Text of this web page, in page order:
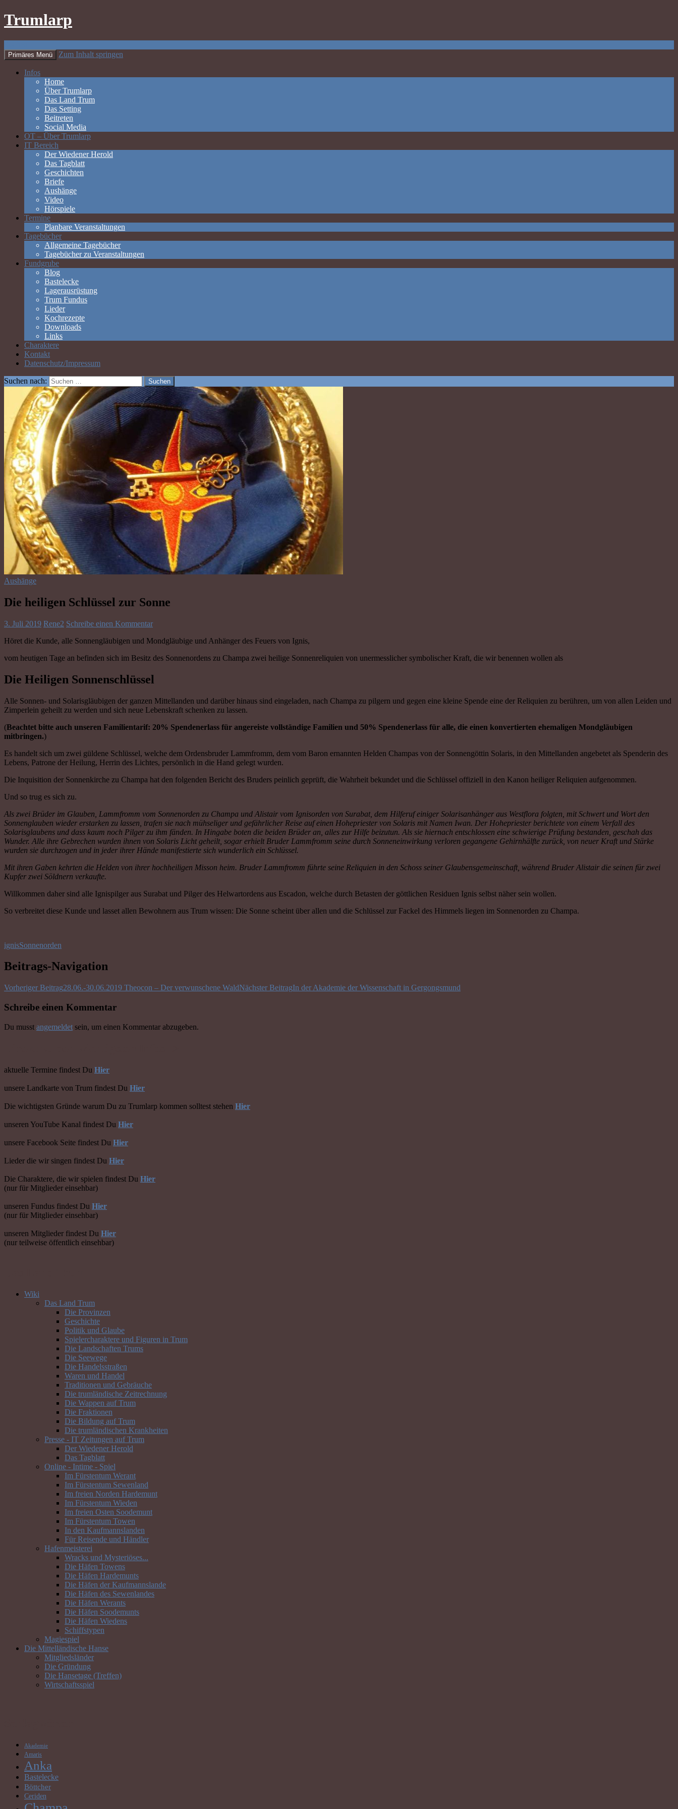
Trumlarp
Primäres Menü Zum Inhalt springen
Infos
Home
Über Trumlarp
Das Land Trum
Das Setting
Beitreten
Social Media
OT – Über Trumlarp
IT Bereich
Der Wiedener Herold
Das Tagblatt
Geschichten
Briefe
Aushänge
Video
Hörspiele
Termine
Planbare Veranstaltungen
Tagebücher
Allgemeine Tagebücher
Tagebücher zu Veranstaltungen
Fundgrube
Blog
Bastelecke
Lagerausrüstung
Trum Fundus
Lieder
Kochrezepte
Downloads
Links
Charaktere
Kontakt
Datenschutz/Impressum
Suchen nach:
Aushänge
Die heiligen Schlüssel zur Sonne
3. Juli 2019 Rene2 Schreibe einen Kommentar
Höret die Kunde, alle Sonnengläubigen und Mondgläubige und Anhänger des Feuers von Ignis,
vom heutigen Tage an befinden sich im Besitz des Sonnenordens zu Champa zwei heilige Sonnenreliquien von unermesslicher symbolischer Kraft, die wir benennen wollen als
Die Heiligen Sonnenschlüssel
Alle Sonnen- und Solarisgläubigen der ganzen Mittellanden und darüber hinaus sind eingeladen, nach Champa zu pilgern und gegen eine kleine Spende eine der Reliquien zu berühren, um von allen Leiden und
Zimperlein geheilt zu werden und sich neue Lebenskraft schenken zu lassen.
(Beachtet bitte auch unseren Familientarif: 20% Spendenerlass für angereiste vollständige Familien und 50% Spendenerlass für alle, die einen konvertierten ehemaligen Mondgläubigen
mitbringen.)
Es handelt sich um zwei güldene Schlüssel, welche dem Ordensbruder Lammfromm, dem vom Baron ernannten Helden Champas von der Sonnengöttin Solaris, in den Mittellanden angebetet als Spenderin des
Lebens, Patrone der Heilung, Herrin des Lichtes, persönlich in die Hand gelegt wurden.
Die Inquisition der Sonnenkirche zu Champa hat den folgenden Bericht des Bruders peinlich geprüft, die Wahrheit bekundet und die Schlüssel offiziell in den Kanon heiliger Reliquien aufgenommen.
Und so trug es sich zu.
Als zwei Brüder im Glauben, Lammfromm vom Sonnenorden zu Champa und Alistair vom Ignisorden von Surabat, dem Hilferuf einiger Solarisanhänger aus Westflora folgten, mit Schwert und Wort den
Sonnenglauben wieder erstarken zu lassen, trafen sie nach mühseliger und gefährlicher Reise auf einen Hohepriester von Solaris mit Namen Iwan. Der Hohepriester berichtete von einem Verfall des
Solarisglaubens und dass kaum noch Pilger zu ihm fänden. In Hingabe boten die beiden Brüder an, alles zur Hilfe beizutun. Als sie hiernach entschlossen eine schwierige Prüfung bestanden, geschah das
Wunder. Alle ihre Gebrechen wurden ihnen von Solaris Licht geheilt, sogar erhielt Bruder Lammfromm seine durch Sonneneinwirkung verloren gegangene Gehirnhälfte zurück, von neuer Kraft und Stärke
wurden sie durchzogen und in jeder ihrer Hände manifestierte sich wunderlich ein Schlüssel.
Mit ihren Gaben kehrten die Helden von ihrer hochheiligen Misson heim. Bruder Lammfromm führte seine Reliquien in den Schoss seiner Glaubensgemeinschaft, während Bruder Alistair die seinen für zwei
Kupfer zwei Söldnern verkaufte.
Willkommen daher sind alle Ignispilger aus Surabat und Pilger des Helwartordens aus Escadon, welche durch Betasten der göttlichen Residuen Ignis selbst näher sein wollen.
So verbreitet diese Kunde und lasset allen Bewohnern aus Trum wissen: Die Sonne scheint über allen und die Schlüssel zur Fackel des Himmels liegen im Sonnenorden zu Champa.
ignisSonnenorden
Beitrags-Navigation
Vorheriger Beitrag28.06.-30.06.2019 Theocon – Der verwunschene WaldNächster BeitragIn der Akademie der Wissenschaft in Gergongsmund
Schreibe einen Kommentar
Du musst angemeldet sein, um einen Kommentar abzugeben.
aktuelle Termine findest Du Hier
unsere Landkarte von Trum findest Du Hier
Die wichtigsten Gründe warum Du zu Trumlarp kommen solltest stehen Hier
unseren YouTube Kanal findest Du Hier
unsere Facebook Seite findest Du Hier
Lieder die wir singen findest Du Hier
Die Charaktere, die wir spielen findest Du Hier
(nur für Mitglieder einsehbar)
unseren Fundus findest Du Hier
(nur für Mitglieder einsehbar)
unseren Mitglieder findest Du Hier
(nur teilweise öffentlich einsehbar)
Wiki
Das Land Trum
Die Provinzen
Geschichte
Politik und Glaube
Spielercharaktere und Figuren in Trum
Die Landschaften Trums
Die Seewege
Die Handelsstraßen
Waren und Handel
Traditionen und Gebräuche
Die trumländische Zeitrechnung
Die Wappen auf Trum
Die Fraktionen
Die Bildung auf Trum
Die trumländischen Krankheiten
Presse - IT Zeitungen auf Trum
Der Wiedener Herold
Das Tagblatt
Online - Intime - Spiel
Im Fürstentum Werant
Im Fürstentum Sewenland
Im freien Norden Hardemunt
Im Fürstentum Wieden
Im freien Osten Soodemunt
Im Fürstentum Towen
In den Kaufmannslanden
Für Reisende und Händler
Hafenmeisterei
Wracks und Mysteriöses...
Die Häfen Towens
Die Häfen Hardemunts
Die Häfen der Kaufmannslande
Die Häfen des Sewenlandes
Die Häfen Werants
Die Häfen Soodemunts
Die Häfen Wiedens
Schiffstypen
Magiespiel
Die Mittelländische Hanse
Mitgliedsländer
Die Gründung
Die Hansetage (Treffen)
Wirtschaftsspiel
Akademie
Amaris
Anka
Bastelecke
Böttcher
Ceriden